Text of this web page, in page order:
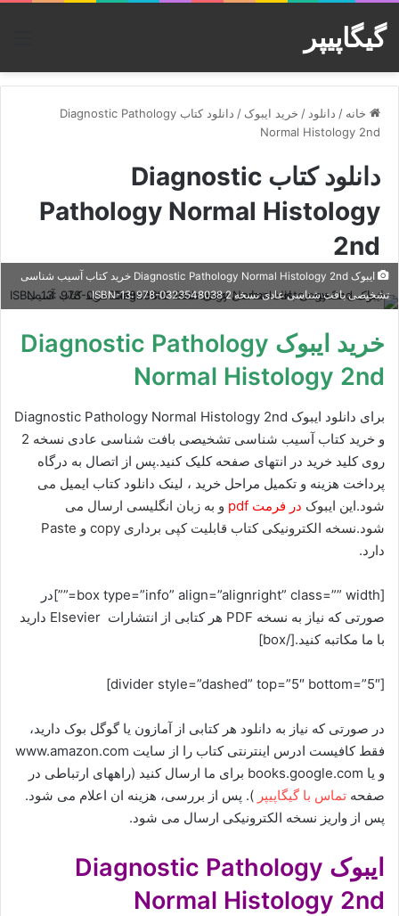
گیگاپیپر
خانه / دانلود / خرید ایبوک /
دانلود کتاب Diagnostic Pathology
Normal Histology 2nd
دانلود کتاب Diagnostic
Pathology Normal Histology
2nd
ایبوک Diagnostic Pathology Normal Histology 2nd خرید کتاب آسیب شناسی
تشخیصی بافت شناسی عادی نسخه 2 ISBN-13: 978-0323548038
خرید ایبوک Diagnostic Pathology
Normal Histology 2nd
برای دانلود ایبوک Diagnostic Pathology Normal Histology 2nd
و خرید کتاب آسیب شناسی تشخیصی بافت شناسی عادی نسخه 2
روی کلید خرید در انتهای صفحه کلیک کنید.پس از اتصال به درگاه
پرداخت هزینه و تکمیل مراحل خرید ، لینک دانلود کتاب ایمیل می
شود.این ایبوک در فرمت pdf
و به زبان انگلیسی ارسال می
شود.نسخه الکترونیکی کتاب قابلیت کپی برداری copy و Paste
دارد.
[box type=”info” align=”alignright” class=”” width=””]در
صورتی که نیاز به نسخه PDF هر کتابی از انتشارات Elsevier دارید
با ما مکاتبه کنید.[/box]
[divider style=”dashed” top=”5″ bottom=”5″]
در صورتی که نیاز به دانلود هر کتابی از آمازون یا گوگل بوک دارید،
فقط کافیست ادرس اینترنتی کتاب را از سایت www.amazon.com
و یا books.google.com برای ما ارسال کنید (راههای ارتباطی در
صفحه تماس با گیگاپیپر ). پس از بررسی، هزینه ان اعلام می شود.
پس از واریز نسخه الکترونیکی ارسال می شود.
ایبوک Diagnostic Pathology
Normal Histology 2nd